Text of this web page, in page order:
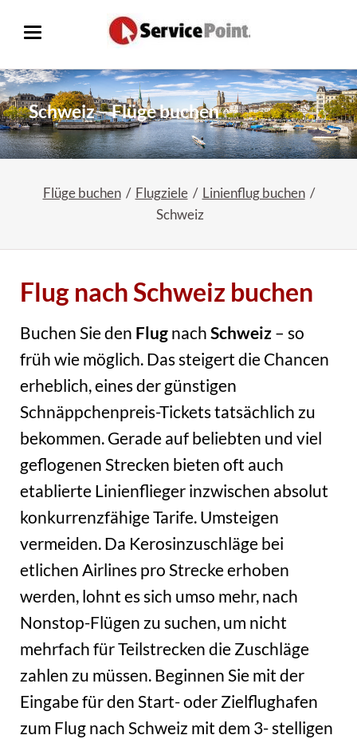
Schweiz – Flüge buchen
Flüge buchen Flugziele
Linienflug buchen
Schweiz
Flug nach Schweiz buchen
Buchen Sie den FlugnachSchweiz– so
früh wie möglich. Das steigert die Chancen
erheblich, eines der günstigen
Schnäppchenpreis-Tickets tatsächlich zu
bekommen. Gerade auf beliebten und viel
geflogenen Strecken bieten oft auch
etablierte Linienflieger inzwischen absolut
konkurrenzfähige Tarife. Umsteigen
vermeiden. Da Kerosinzuschläge bei
etlichen Airlines pro Strecke erhoben
werden, lohnt es sich umso mehr, nach
Nonstop-Flügen zu suchen, um nicht
mehrfach für Teilstrecken die Zuschläge
zahlen zu müssen. Beginnen Sie mit der
Eingabe für den Start- oder Zielflughafen
zum Flug nach Schweiz mit dem 3- stelligen